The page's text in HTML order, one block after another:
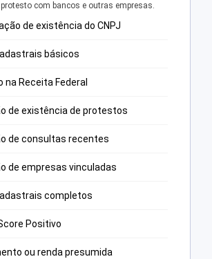
com bancos e outras empresas.
de existência do CNPJ
básicos
na Receita Federal
de existência de protestos
de consultas recentes
de empresas vinculadas
completos
Positivo
ou renda presumida